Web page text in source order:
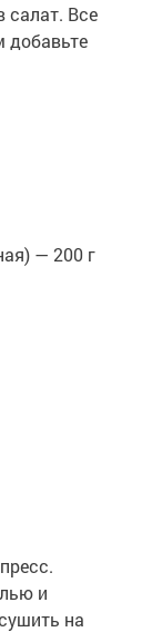
салат. Все
добавьте
— 200 г
и
на